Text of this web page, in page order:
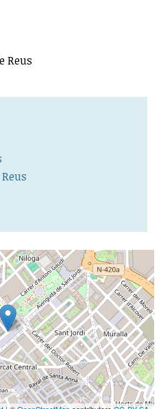
Reus